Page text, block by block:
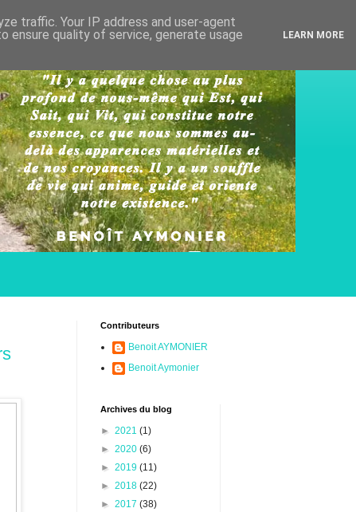
Contributeurs
Benoit AYMONIER
Benoit Aymonier
Archives du blog
► 2021 (1)
► 2020 (6)
► 2019 (11)
► 2018 (22)
► 2017 (38)
traffic. Your IP address and user-agent
ensure quality of service, generate usage
LEARN MORE